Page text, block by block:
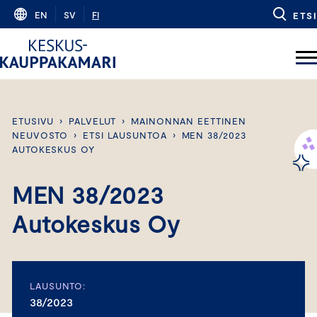
Skip
content
EN SV FI ETSI
ETUSIVU › PALVELUT ›
MAINONNAN EETTINEN
NEUVOSTO
› ETSI LAUSUNTOA ›
MEN 38/2023
AUTOKESKUS OY
MEN 38/2023
Autokeskus Oy
LAUSUNTO:
38/2023